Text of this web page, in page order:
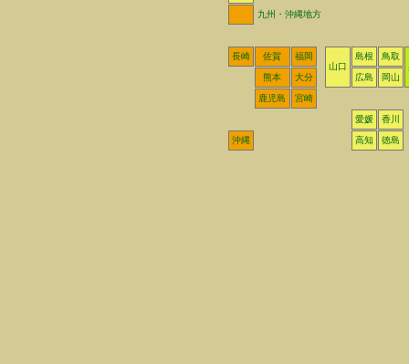
九州・沖縄地方
長崎 佐賀
福岡
山口
島根
鳥取
熊本
大分 広島 岡山
鹿児島 宮崎
愛媛 香川
沖縄 高知 徳島